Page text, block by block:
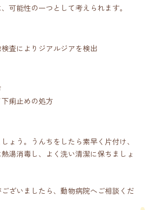
可能性の一つとして考えられます。
査によりジアルジアを検出
痢止めの処方
ょう。うんちをしたら素早く片付け、
熱湯消毒し、よく洗い清潔に保ちましょ
ざいましたら、動物病院へご相談くだ